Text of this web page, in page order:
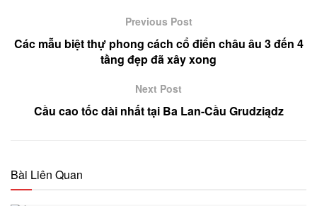
Previous Post
Các mẫu biệt thự phong cách cổ điển châu âu 3 đến 4
tầng đẹp đã xây xong
Next Post
Cầu cao tốc dài nhất tại Ba Lan-Cầu Grudziądz
Bài Liên Quan